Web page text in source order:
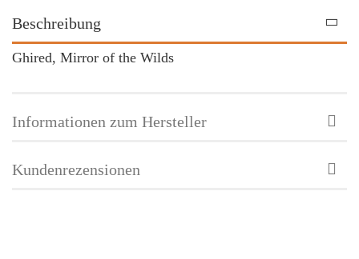
Beschreibung
Ghired, Mirror of the Wilds
Informationen zum Hersteller
Kundenrezensionen